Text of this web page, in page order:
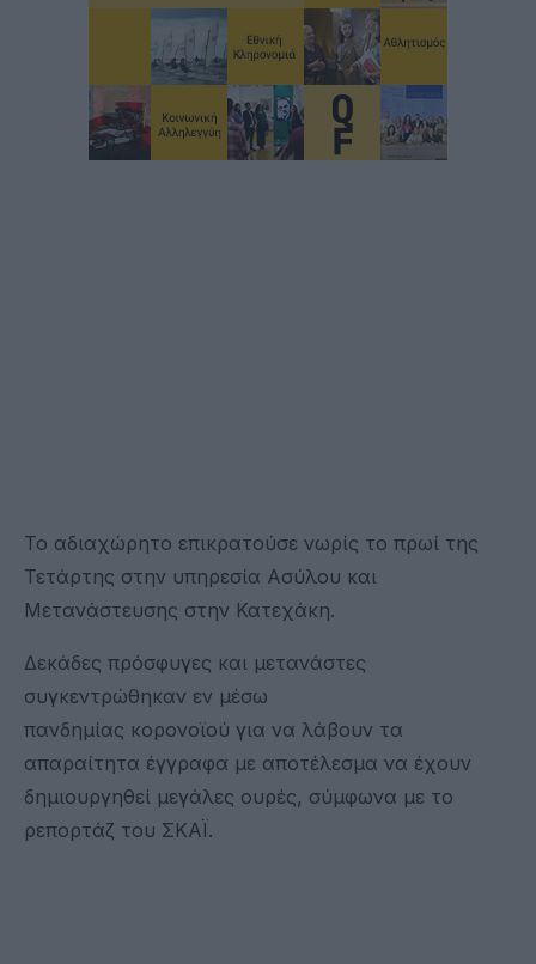
Το αδιαχώρητο επικρατούσε νωρίς το πρωί της
Τετάρτης στην υπηρεσία Ασύλου και
Μετανάστευσης στην Κατεχάκη.
Δεκάδες πρόσφυγες και μετανάστες
συγκεντρώθηκαν εν μέσω
πανδημίας κορονοϊού για να λάβουν τα
απαραίτητα έγγραφα με αποτέλεσμα να έχουν
δημιουργηθεί μεγάλες ουρές, σύμφωνα με το
ρεπορτάζ του ΣΚΑΪ.